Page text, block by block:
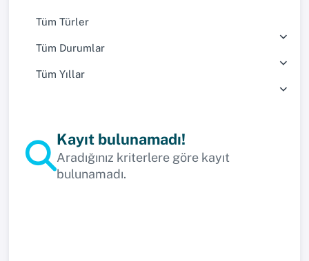
Tüm Türler
Tüm Durumlar
Tüm Yıllar
Kayıt bulunamadı!
Aradığınız kriterlere göre kayıt
bulunamadı.